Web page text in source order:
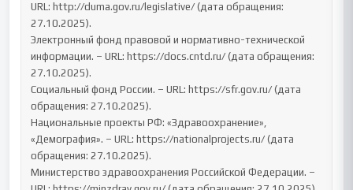
URL: http://duma.gov.ru/legislative/ (дата обращения:
27.10.2025).
Электронный фонд правовой и нормативно-технической
информации. – URL: https://docs.cntd.ru/ (дата обращения:
27.10.2025).
Социальный фонд России. – URL: https://sfr.gov.ru/ (дата
обращения: 27.10.2025).
Национальные проекты РФ: «Здравоохранение»,
«Демография». – URL: https://nationalprojects.ru/ (дата
обращения: 27.10.2025).
Министерство здравоохранения Российской Федерации. –